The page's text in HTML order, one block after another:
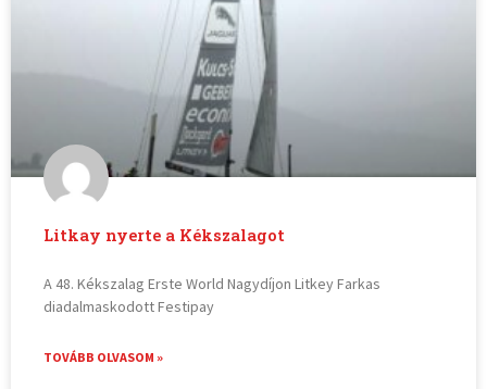
Litkay nyerte a Kékszalagot
A 48. Kékszalag Erste World Nagydíjon Litkey Farkas
diadalmaskodott Festipay
TOVÁBB OLVASOM »